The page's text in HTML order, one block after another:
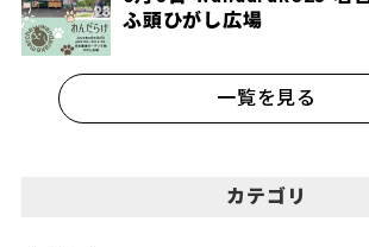
ふ頭ひがし広場
一覧を見る
カテゴリ